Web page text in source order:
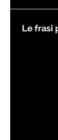
Le frasi